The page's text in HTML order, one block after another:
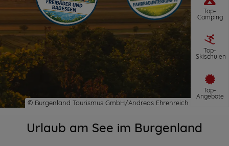
Top-
Camping
Top-
Skischulen
Top-
Angebote
Urlaub am See im Burgenland